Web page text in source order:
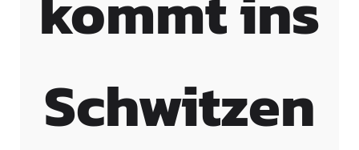
Schwitzen